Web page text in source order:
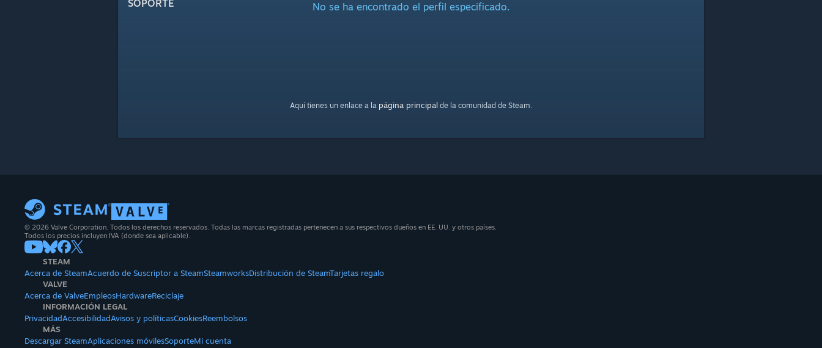
SOPORTE No se ha encontrado el perfil especificado.
Aquí tienes un enlace a la página principal de la comunidad de Steam.
© 2026 Valve Corporation. Todos los derechos reservados. Todas las marcas registradas pertenecen a sus respectivos dueños en EE. UU. y otros países.
Todos los precios incluyen IVA (donde sea aplicable).
STEAM
Acerca de SteamAcuerdo de Suscriptor a SteamSteamworksDistribución de SteamTarjetas regalo
VALVE
Acerca de ValveEmpleosHardwareReciclaje
INFORMACIÓN LEGAL
PrivacidadAccesibilidadAvisos y políticasCookiesReembolsos
MÁS
Descargar SteamAplicaciones móvilesSoporteMi cuenta